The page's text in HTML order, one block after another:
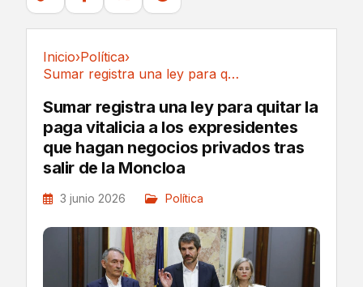
Inicio›Política›
Sumar registra una ley para quitar la paga...
Sumar registra una ley para quitar la
paga vitalicia a los expresidentes
que hagan negocios privados tras
salir de la Moncloa
3 junio 2026 Política